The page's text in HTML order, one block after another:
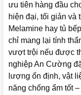
ưu tiên hàng đầu
hiện đại, tối giản và
Melamine hay tủ
chỉ mang lại tính
vượt trội nếu được
nghiệp An Cường
lượng ổn định, vật
năng chống ẩm tốt